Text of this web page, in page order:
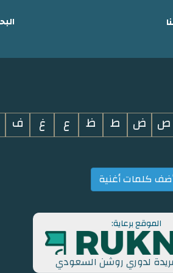
ص ض ط ظ ع غ ف
كلمات أغنية
الموقع برعاية:
لدوري روشن السعودي